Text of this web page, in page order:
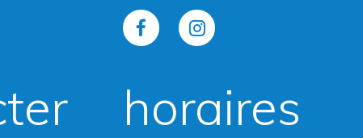
Lien
le
Lien
le
horaires